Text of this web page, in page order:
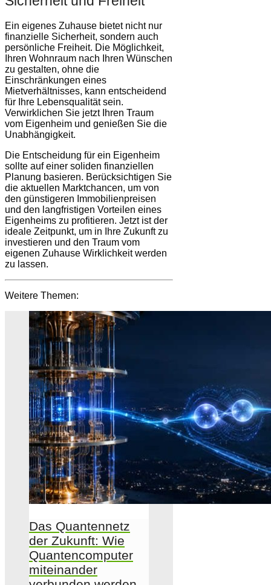
Ein eigenes Zuhause bietet nicht nur
finanzielle Sicherheit, sondern auch
persönliche Freiheit. Die Möglichkeit,
Ihren Wohnraum nach Ihren Wünschen
zu gestalten, ohne die
Einschränkungen eines
Mietverhältnisses, kann entscheidend
für Ihre Lebensqualität sein.
Verwirklichen Sie jetzt Ihren Traum
vom Eigenheim und genießen Sie die
Unabhängigkeit.
Die Entscheidung für ein Eigenheim
sollte auf einer soliden finanziellen
Planung basieren. Berücksichtigen Sie
die aktuellen Marktchancen, um von
den günstigeren Immobilienpreisen
und den langfristigen Vorteilen eines
Eigenheims zu profitieren. Jetzt ist der
ideale Zeitpunkt, um in Ihre Zukunft zu
investieren und den Traum vom
eigenen Zuhause Wirklichkeit werden
zu lassen.
Weitere Themen:
Das Quantennetz
der Zukunft: Wie
Quantencomputer
miteinander